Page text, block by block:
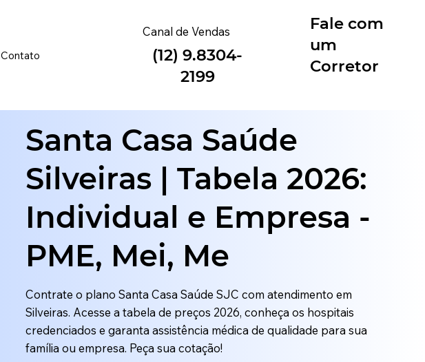
Contato
Canal de Vendas
(12) 9.8304-
2199
Fale com
um
Corretor
Santa Casa Saúde
Silveiras | Tabela 2026:
Individual e Empresa -
PME, Mei, Me
Contrate o plano Santa Casa Saúde SJC com atendimento em
Silveiras. Acesse a tabela de preços 2026, conheça os hospitais
credenciados e garanta assistência médica de qualidade para sua
família ou empresa. Peça sua cotação!